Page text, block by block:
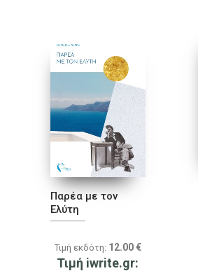
Παρέα με τον
Ελύτη
Τιμή εκδότη: 12.00 €
Τιμή iwrite.gr: